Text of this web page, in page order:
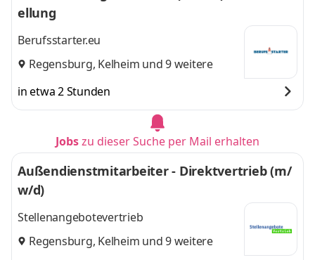
Regensburg, Cham,
ellung
Berufsstarter.eu
Regensburg, Kelheim und 9 weitere
in etwa 2 Stunden
Jobszu dieser Suche per Mail erhalten
Außendienstmitarbeiter - Direktvertrieb (m/
w/d)
Stellenangebotevertrieb
Regensburg, Kelheim und 9 weitere